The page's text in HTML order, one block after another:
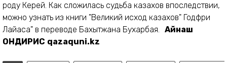
роду Керей. Как сложилась судьба казахов впоследствии,
можно узнать из книги "Великий исход казахов" Годфри
Лайаса" в переводе Бахытжана Бухарбая. Айнаш
ОНДИРИС qazaquni.kz